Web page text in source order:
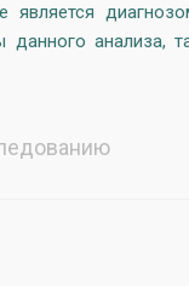
данного анализа,